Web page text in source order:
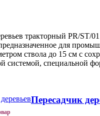
тракторный PR/ST/
для
ствола до 15 см с
системой, специальной
Пересадчик